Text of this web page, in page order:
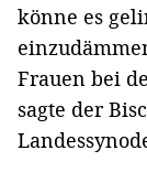
könne es
Frauen bei
sagte der